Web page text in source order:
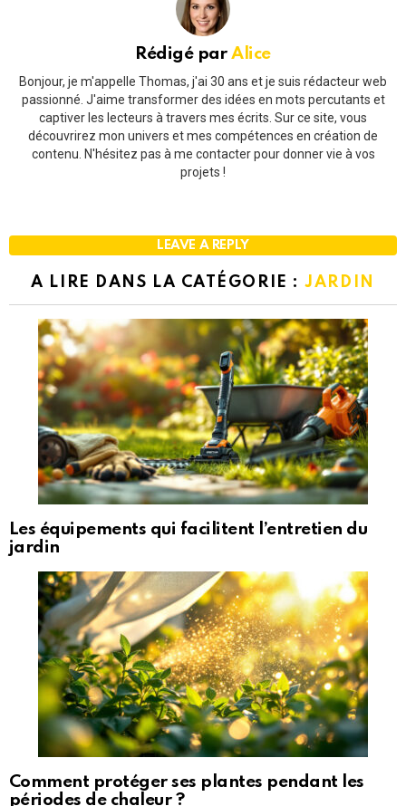
Rédigé parAlice
Bonjour, je m'appelle Thomas, j'ai 30 ans et je suis rédacteur web
passionné. J'aime transformer des idées en mots percutants et
captiver les lecteurs à travers mes écrits. Sur ce site, vous
découvrirez mon univers et mes compétences en création de
contenu. N'hésitez pas à me contacter pour donner vie à vos
projets !
LEAVE A REPLY
A LIRE DANS LA CATÉGORIE :JARDIN
Les équipements qui facilitent l’entretien du
jardin
Comment protéger ses plantes pendant les
périodes de chaleur ?